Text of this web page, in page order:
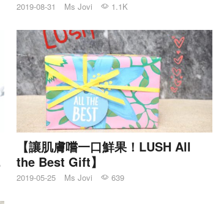
2019-08-31 Ms Jovi 1.1K
【讓肌膚嚐一口鮮果！LUSH All
the Best Gift】
2019-05-25 Ms Jovi 639